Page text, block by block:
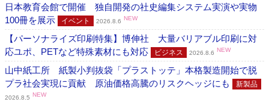
日本教育会館で開催 独自開発の社史編集システム実演や実物
100冊を展示
イベント 2026.8.6 NEW
【パーソナライズ印刷特集】博伸社 大量バリアブル印刷に対
応ユポ、PETなど特殊素材にも対応
ビジネス 2026.8.6 NEW
山中紙工所 紙製小判抜袋「プラストッテ」本格製造開始で脱
プラ社会実現に貢献 原油価格高騰のリスクヘッジにも
新製品
2026.8.5 NEW